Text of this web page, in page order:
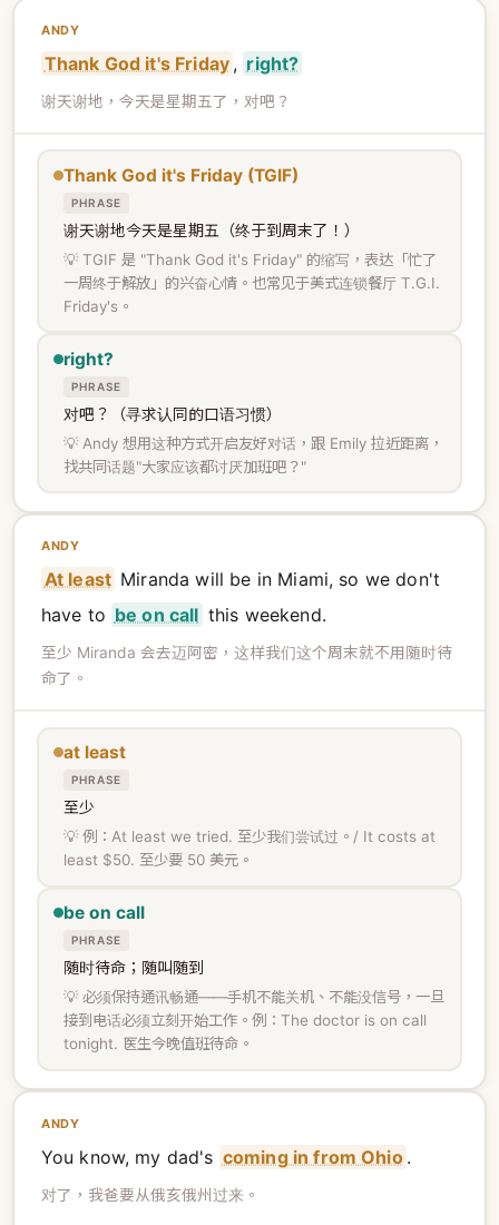
ANDY
Thank God it's Friday , right?
谢天谢地，今天是星期五了，对吧？
Thank God it's Friday (TGIF)
PHRASE
谢天谢地今天是星期五（终于到周末了！）
💡 TGIF 是 "Thank God it's Friday" 的缩写，表达「忙了
一周终于解放」的兴奋心情。也常见于美式连锁餐厅 T.G.I.
Friday's。
right?
PHRASE
对吧？（寻求认同的口语习惯）
💡 Andy 想用这种方式开启友好对话，跟 Emily 拉近距离，
找共同话题"大家应该都讨厌加班吧？"
ANDY
At least Miranda will be in Miami, so we don't
have to be on call this weekend.
至少 Miranda 会去迈阿密，这样我们这个周末就不用随时待
命了。
at least
PHRASE
至少
💡 例：At least we tried. 至少我们尝试过。/ It costs at
least $50. 至少要 50 美元。
be on call
PHRASE
随时待命；随叫随到
💡 必须保持通讯畅通——手机不能关机、不能没信号，一旦
接到电话必须立刻开始工作。例：The doctor is on call
tonight. 医生今晚值班待命。
ANDY
You know, my dad's coming in from Ohio .
对了，我爸要从俄亥俄州过来。